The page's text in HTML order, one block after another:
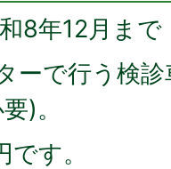
8年12月まで
ーで行う検
)。
す。